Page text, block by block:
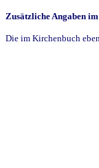
Zusätzliche Angaben
Die im Kirchenbuch